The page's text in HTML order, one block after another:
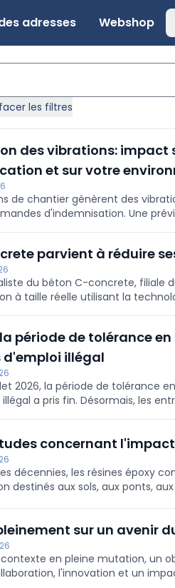
adresses Webshop
les filtres
des vibrations: impact
et sur votre
de chantier génèrent des
d'indemnisation. Une
travaux?
parvient à réduire
du béton C-concrete, filiale
à taille réelle utilisant la
période de tolérance
d'emploi illégal
2026, la période de tolérance
a pris fin. Désormais, les
concernant
décennies, les résines époxy
destinés aux sols, aux ponts,
résines.
sur un avenir
en pleine mutation, un
l'innovation et un